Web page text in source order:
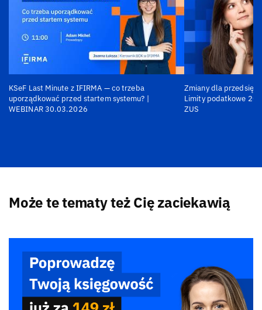
KSeF Last Minute z IFIRMA — co trzeba
uporządkować przed startem systemu? |
WEBINAR 30.03.2026
Zmiany dla
Limity podatkowe
ZUS
Może te tematy też Cię zaciekawią